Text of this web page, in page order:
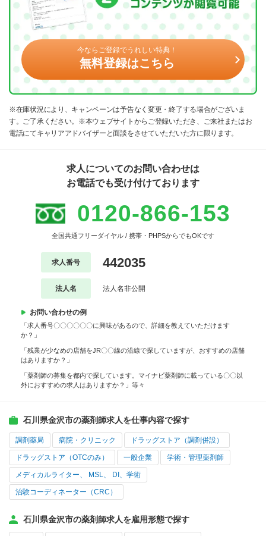
今ならご登録でうれしい特典！
無料登録はこちら
※在庫状況により、キャンペーンは予告なく変更・終了する場合がございま
す。ご了承ください。※本ウェブサイトからご登録いただき、ご来社またはお
電話にてキャリアアドバイザーと面談をさせていただいた方に限ります。
求人についてのお問い合わせは
お電話でも受け付けております
0120-866-153
全国共通フリーダイヤル / 携帯・PHPSからでもOKです
求人番号 442035
法人名 法人名非公開
お問い合わせの例
「求人番号〇〇〇〇〇〇に興味があるので、詳細を教えていただけます
か？」
「残業が少なめの店舗をJR〇〇線の沿線で探していますが、おすすめの店舗
はありますか？」
「薬剤師の募集を都内で探しています。マイナビ薬剤師に載っている〇〇以
外におすすめの求人はありますか？」等々
石川県金沢市の薬剤師求人を仕事内容で探す
調剤薬局 病院・クリニック ドラッグストア（調剤併設）
ドラッグストア（OTCのみ） 一般企業 学術・管理薬剤師
メディカルライター、 MSL、 DI、学術
治験コーディネーター（CRC）
石川県金沢市の薬剤師求人を雇用形態で探す